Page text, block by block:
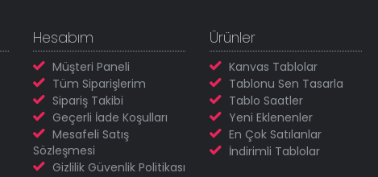
Hesabım
Müşteri Paneli
Tüm Siparişlerim
Sipariş Takibi
Geçerli İade Koşulları
Mesafeli Satış
Sözleşmesi
Gizlilik Güvenlik Politikası
Ürünler
Kanvas Tablolar
Tablonu Sen Tasarla
Tablo Saatler
Yeni Eklenenler
En Çok Satılanlar
İndirimli Tablolar